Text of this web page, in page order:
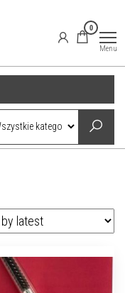
0
Menu